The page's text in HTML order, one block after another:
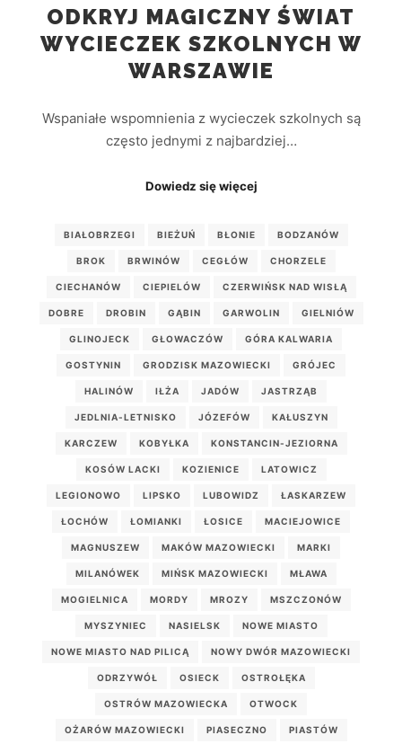
ODKRYJ MAGICZNY ŚWIAT
WYCIECZEK SZKOLNYCH W
WARSZAWIE
Wspaniałe wspomnienia z wycieczek szkolnych są
często jednymi z najbardziej…
Dowiedz się więcej
BIAŁOBRZEGI BIEŻUŃ BŁONIE BODZANÓW
BROK BRWINÓW CEGŁÓW CHORZELE
CIECHANÓW CIEPIELÓW CZERWIŃSK NAD WISŁĄ
DOBRE DROBIN GĄBIN GARWOLIN GIELNIÓW
GLINOJECK GŁOWACZÓW GÓRA KALWARIA
GOSTYNIN GRODZISK MAZOWIECKI GRÓJEC
HALINÓW IŁŻA JADÓW JASTRZĄB
JEDLNIA-LETNISKO JÓZEFÓW KAŁUSZYN
KARCZEW KOBYŁKA KONSTANCIN-JEZIORNA
KOSÓW LACKI KOZIENICE LATOWICZ
LEGIONOWO LIPSKO LUBOWIDZ ŁASKARZEW
ŁOCHÓW ŁOMIANKI ŁOSICE MACIEJOWICE
MAGNUSZEW MAKÓW MAZOWIECKI MARKI
MILANÓWEK MIŃSK MAZOWIECKI MŁAWA
MOGIELNICA MORDY MROZY MSZCZONÓW
MYSZYNIEC NASIELSK NOWE MIASTO
NOWE MIASTO NAD PILICĄ NOWY DWÓR MAZOWIECKI
ODRZYWÓŁ OSIECK OSTROŁĘKA
OSTRÓW MAZOWIECKA OTWOCK
OŻARÓW MAZOWIECKI PIASECZNO PIASTÓW